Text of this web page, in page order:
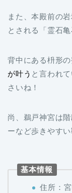
また、本殿前の
とされる「霊石
背中にある枡形
が叶う と言われ
さいね！
尚、鵜戸神宮は
ーなど歩きやす
基本情報
住所：